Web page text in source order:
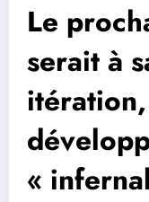
Le
serait à
«